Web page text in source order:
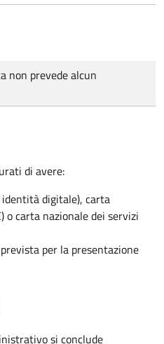
non prevede alcun
di avere:
identità digitale), carta
o carta nazionale dei servizi
per la presentazione
si conclude